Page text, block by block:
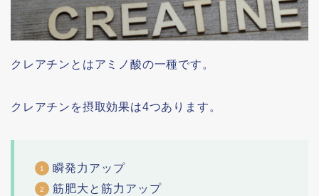
クレアチンとはアミノ酸の一種です。
クレアチンを摂取効果は4つあります。
瞬発力アップ
筋肥大と筋力アップ